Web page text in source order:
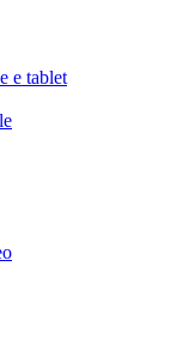
e tablet